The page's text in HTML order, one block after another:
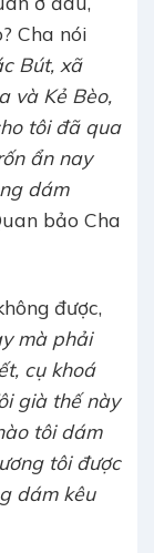
Cha nói
Bút, xã
và Kẻ Bèo,
tôi đã qua
ẩn nay
dám
bảo Cha
được,
mà phải
cụ khoá
già thế này
tôi dám
tôi được
dám kêu